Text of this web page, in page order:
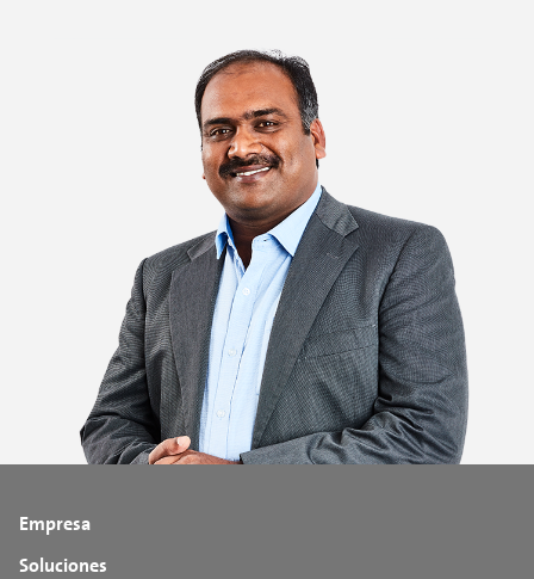
Empresa
Soluciones